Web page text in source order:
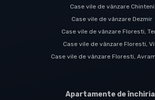
Case vile de vânzare Chinteni
Case vile de vânzare Dezmir
Case vile de vânzare Floresti,
Case vile de vânzare Floresti,
Case vile de vânzare Floresti,
Apartamente de